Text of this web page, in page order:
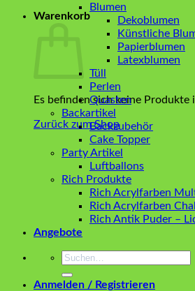
Warenkorb
Es befinden sich keine Produkte
Zurück zum Shop
Blumen
Dekoblumen
Künstliche
Papierblumen
Latexblumen
Tüll
Perlen
Quasten
Backartikel
Backzubehör
Cake Topper
Party Artikel
Luftballons
Rich Produkte
Rich Acrylfarben
Rich Acrylfarben
Rich Antik Puder –
Angebote
Suchen
Anmelden / Registrieren